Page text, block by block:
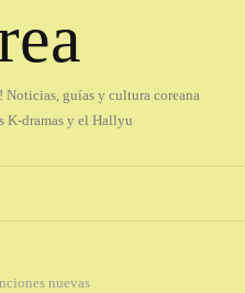
Noticias, guías y cultura coreana
K-dramas y el Hallyu
nuevas